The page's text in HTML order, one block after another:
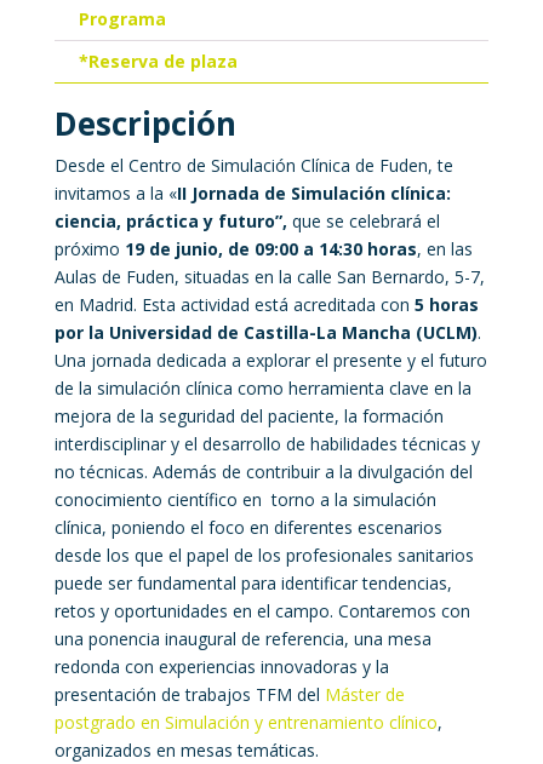
Programa
*Reserva de plaza
Descripción
Desde el Centro de Simulación Clínica de Fuden, te
invitamos a la «II Jornada de Simulación clínica:
ciencia, práctica y futuro”, que se celebrará el
próximo 19 de junio, de 09:00 a 14:30 horas, en las
Aulas de Fuden, situadas en la calle San Bernardo, 5-7,
en Madrid. Esta actividad está acreditada con 5 horas
por la Universidad de Castilla-La Mancha (UCLM).
Una jornada dedicada a explorar el presente y el futuro
de la simulación clínica como herramienta clave en la
mejora de la seguridad del paciente, la formación
interdisciplinar y el desarrollo de habilidades técnicas y
no técnicas. Además de contribuir a la divulgación del
conocimiento científico en torno a la simulación
clínica, poniendo el foco en diferentes escenarios
desde los que el papel de los profesionales sanitarios
puede ser fundamental para identificar tendencias,
retos y oportunidades en el campo. Contaremos con
una ponencia inaugural de referencia, una mesa
redonda con experiencias innovadoras y la
presentación de trabajos TFM del Máster de
postgrado en Simulación y entrenamiento clínico,
organizados en mesas temáticas.